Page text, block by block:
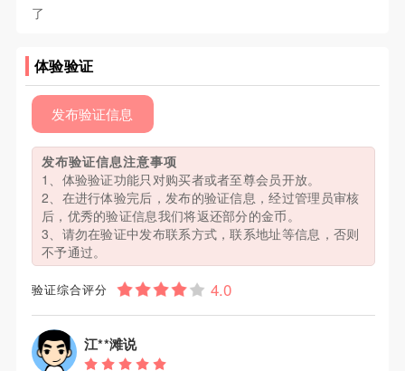
了
体验验证
发布验证信息
发布验证信息注意事项
1、体验验证功能只对购买者或者至尊会员开放。
2、在进行体验完后，发布的验证信息，经过管理员审核
后，优秀的验证信息我们将返还部分的金币。
3、请勿在验证中发布联系方式，联系地址等信息，否则
不予通过。
验证综合评分
江**滩说